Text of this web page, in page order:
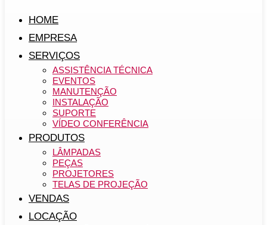
HOME
EMPRESA
SERVIÇOS
ASSISTÊNCIA TÉCNICA
EVENTOS
MANUTENÇÃO
INSTALAÇÃO
SUPORTE
VÍDEO CONFERÊNCIA
PRODUTOS
LÂMPADAS
PEÇAS
PROJETORES
TELAS DE PROJEÇÃO
VENDAS
LOCAÇÃO